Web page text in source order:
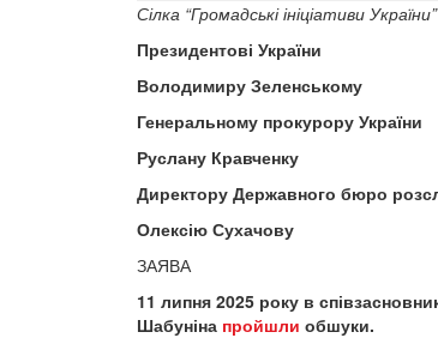
Сілка “Громадські ініціативи
Президентові України
Володимиру Зеленському
Генеральному прокурору України
Руслану Кравченку
Директору Державного бюро
Олексію Сухачову
ЗАЯВА
11 липня 2025 року в
Шабуніна пройшли обшуки.